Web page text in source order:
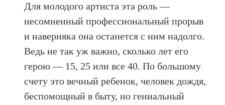
Для молодого артиста эта роль —
несомненный профессиональный прорыв
и наверняка она останется с ним надолго.
Ведь не так уж важно, сколько лет его
герою — 15, 25 или все 40. По большому
счету это вечный ребенок, человек дождя,
беспомощный в быту, но гениальный